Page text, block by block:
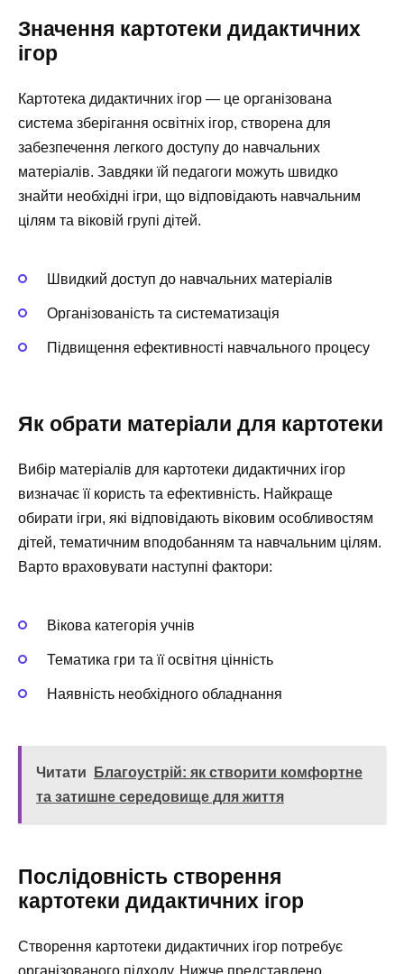
Значення картотеки дидактичних
ігор
Картотека дидактичних ігор — це організована
система зберігання освітніх ігор, створена для
забезпечення легкого доступу до навчальних
матеріалів. Завдяки їй педагоги можуть швидко
знайти необхідні ігри, що відповідають навчальним
цілям та віковій групі дітей.
Швидкий доступ до навчальних матеріалів
Організованість та систематизація
Підвищення ефективності навчального процесу
Як обрати матеріали для картотеки
Вибір матеріалів для картотеки дидактичних ігор
визначає її користь та ефективність. Найкраще
обирати ігри, які відповідають віковим особливостям
дітей, тематичним вподобанням та навчальним цілям.
Варто враховувати наступні фактори:
Вікова категорія учнів
Тематика гри та її освітня цінність
Наявність необхідного обладнання
Читати
Благоустрій: як створити комфортне
та затишне середовище для життя
Послідовність створення
картотеки дидактичних ігор
Створення картотеки дидактичних ігор потребує
організованого підходу. Нижче представлено